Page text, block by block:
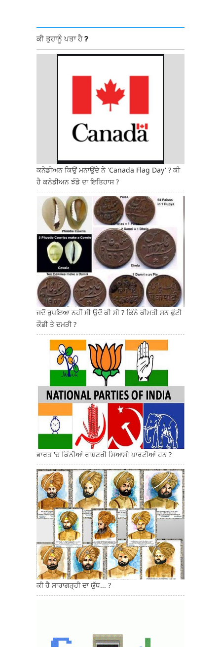
ਕੀ ਤੁਹਾਨੂੰ ਪਤਾ ਹੈ ?
ਕਨੇਡੀਅਨ ਕਿਉਂ ਮਨਾਉਂਦੇ ਨੇ 'Canada Flag Day' ? ਕੀ
ਹੈ ਕਨੇਡੀਅਨ ਝੰਡੇ ਦਾ ਇਤਿਹਾਸ ?
ਜਦੋਂ ਰੁਪਇਆ ਨਹੀਂ ਸੀ ਉਦੋਂ ਕੀ ਸੀ ? ਕਿੰਨੇ ਕੀਮਤੀ ਸਨ ਫੁੱਟੀ
ਕੌਡੀ ਤੇ ਦਮੜੀ ?
ਭਾਰਤ 'ਚ ਕਿੰਨੀਆਂ ਰਾਸ਼ਟਰੀ ਸਿਆਸੀ ਪਾਰਟੀਆਂ ਹਨ ?
ਕੀ ਹੈ ਸਾਰਾਗੜ੍ਹੀ ਦਾ ਯੁੱਧ... ?